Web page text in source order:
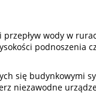
wody w
podnoszenia
się budynkowymi
niezawodne